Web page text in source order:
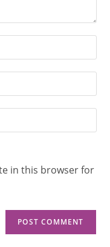
in this browser for